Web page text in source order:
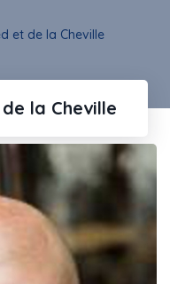
et de la Cheville
la Cheville